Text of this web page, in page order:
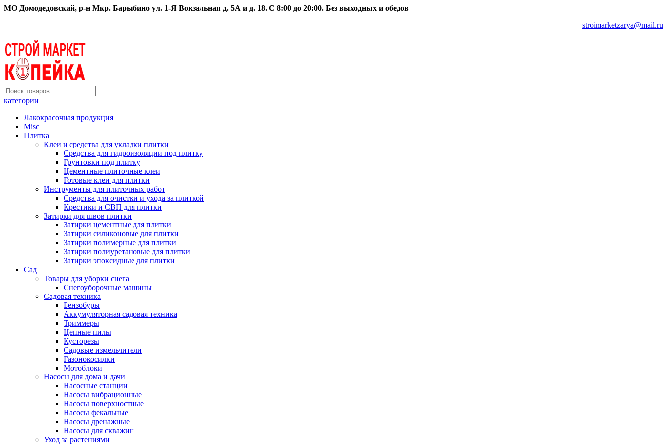
МО Домодедовский, р-н Мкр. Барыбино ул. 1-Я Вокзальная д. 5А и д. 18. С 8:00 до 20:00. Без выходных и обедов
stroimarketzarya@mail.ru
категории
Лакокрасочная продукция
Misc
Плитка
Клеи и средства для укладки плитки
Средства для гидроизоляции под плитку
Грунтовки под плитку
Цементные плиточные клеи
Готовые клеи для плитки
Инструменты для плиточных работ
Средства для очистки и ухода за плиткой
Крестики и СВП для плитки
Затирки для швов плитки
Затирки цементные для плитки
Затирки силиконовые для плитки
Затирки полимерные для плитки
Затирки полиуретановые для плитки
Затирки эпоксидные для плитки
Сад
Товары для уборки снега
Снегоуборочные машины
Садовая техника
Бензобуры
Аккумуляторная садовая техника
Триммеры
Цепные пилы
Кусторезы
Садовые измельчители
Газонокосилки
Мотоблоки
Насосы для дома и дачи
Насосные станции
Насосы вибрационные
Насосы поверхностные
Насосы фекальные
Насосы дренажные
Насосы для скважин
Уход за растениями